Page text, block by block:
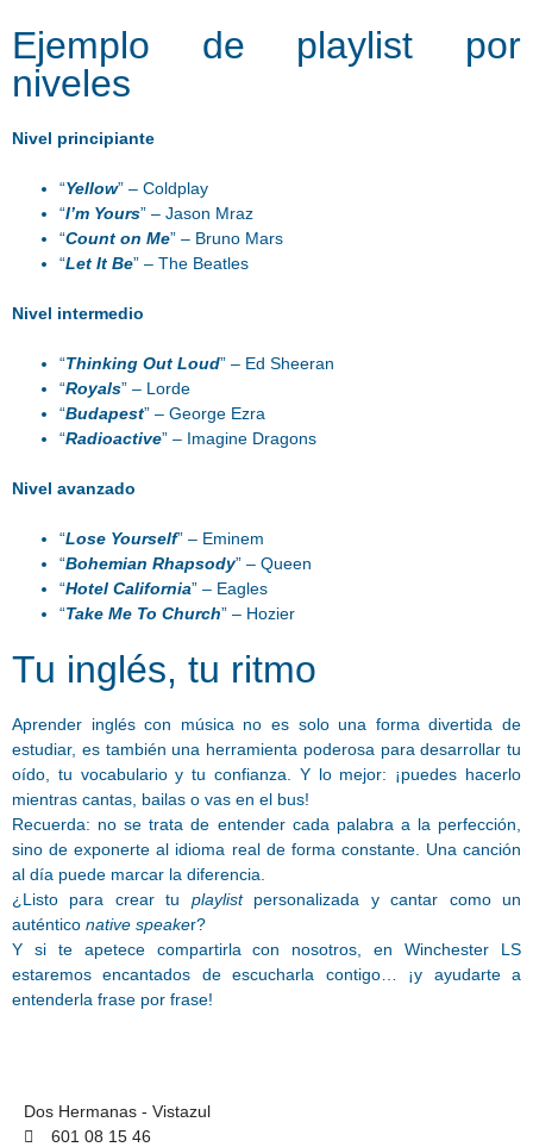
Ejemplo de playlist por
niveles
Nivel principiante
“Yellow” – Coldplay
“I’m Yours” – Jason Mraz
“Count on Me” – Bruno Mars
“Let It Be” – The Beatles
Nivel intermedio
“Thinking Out Loud” – Ed Sheeran
“Royals” – Lorde
“Budapest” – George Ezra
“Radioactive” – Imagine Dragons
Nivel avanzado
“Lose Yourself” – Eminem
“Bohemian Rhapsody” – Queen
“Hotel California” – Eagles
“Take Me To Church” – Hozier
Tu inglés, tu ritmo
Aprender inglés con música no es solo una forma divertida de
estudiar, es también una herramienta poderosa para desarrollar tu
oído, tu vocabulario y tu confianza. Y lo mejor: ¡puedes hacerlo
mientras cantas, bailas o vas en el bus!
Recuerda: no se trata de entender cada palabra a la perfección,
sino de exponerte al idioma real de forma constante. Una canción
al día puede marcar la diferencia.
¿Listo para crear tu playlistpersonalizada y cantar como un
auténtico native speaker?
Y si te apetece compartirla con nosotros, en Winchester LS
estaremos encantados de escucharla contigo… ¡y ayudarte a
entenderla frase por frase!
Dos Hermanas - Vistazul
601 08 15 46